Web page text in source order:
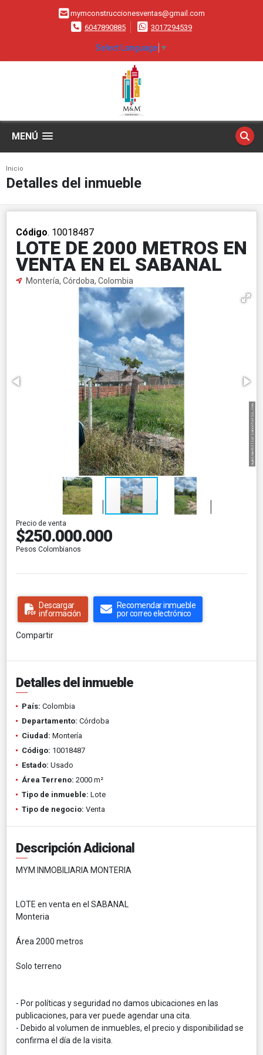
mymconstruccionesventas@gmail.com
6047890885
3017294539
Select Language ▼
MENÚ
Inicio
Detalles del inmueble
Código. 10018487
LOTE DE 2000 METROS EN
VENTA EN EL SABANAL
Montería, Córdoba, Colombia
Precio de venta
$250.000.000
Pesos Colombianos
Descargar
información
Recomendar inmueble
por correo electrónico
Compartir
Detalles del inmueble
País: Colombia
Departamento: Córdoba
Ciudad: Montería
Código: 10018487
Estado: Usado
Área Terreno: 2000 m²
Tipo de inmueble: Lote
Tipo de negocio: Venta
Descripción Adicional
MYM INMOBILIARIA MONTERIA
LOTE en venta en el SABANAL
Monteria
Área 2000 metros
Solo terreno
- Por políticas y seguridad no damos ubicaciones en las
publicaciones, para ver puede agendar una cita.
- Debido al volumen de inmuebles, el precio y disponibilidad se
confirma el día de la visita.